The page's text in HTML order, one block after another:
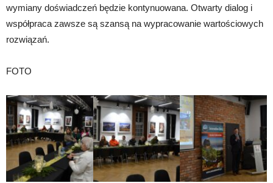
wymiany doświadczeń będzie kontynuowana. Otwarty dialog i
współpraca zawsze są szansą na wypracowanie wartościowych
rozwiązań.
FOTO